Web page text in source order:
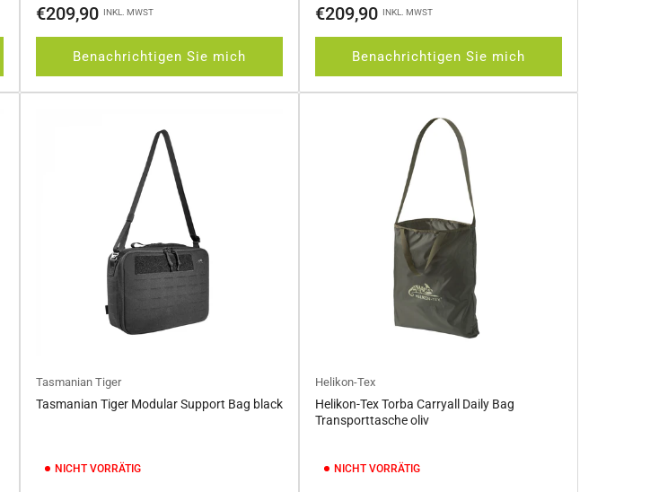
Normaler
€209,90 INKL. MWST
Benachrichtigen Sie mich
Normaler
€209,90 INKL. MWST
Benachrichtigen Sie mich
Tasmanian Tiger
Tasmanian Tiger Modular Support Bag black
NICHT VORRÄTIG
Helikon-Tex
Helikon-Tex Torba Carryall Daily Bag
Transporttasche oliv
NICHT VORRÄTIG